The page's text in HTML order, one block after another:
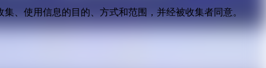
、使用信息的目的、方式和范围，并经被收集者同意。